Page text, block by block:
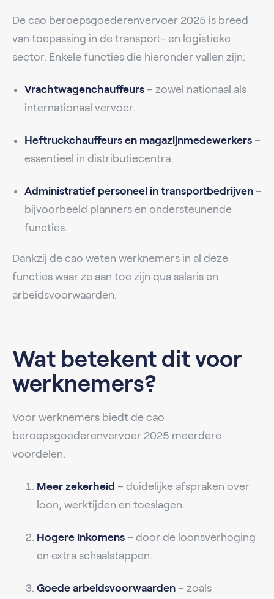
De cao beroepsgoederenvervoer 2025 is breed
van toepassing in de transport- en logistieke
sector. Enkele functies die hieronder vallen zijn:
Vrachtwagenchauffeurs – zowel nationaal als
internationaal vervoer.
Heftruckchauffeurs en magazijnmedewerkers –
essentieel in distributiecentra.
Administratief personeel in transportbedrijven –
bijvoorbeeld planners en ondersteunende
functies.
Dankzij de cao weten werknemers in al deze
functies waar ze aan toe zijn qua salaris en
arbeidsvoorwaarden.
Wat betekent dit voor
werknemers?
Voor werknemers biedt de cao
beroepsgoederenvervoer 2025 meerdere
voordelen:
Meer zekerheid – duidelijke afspraken over
loon, werktijden en toeslagen.
Hogere inkomens – door de loonsverhoging
en extra schaalstappen.
Goede arbeidsvoorwaarden – zoals